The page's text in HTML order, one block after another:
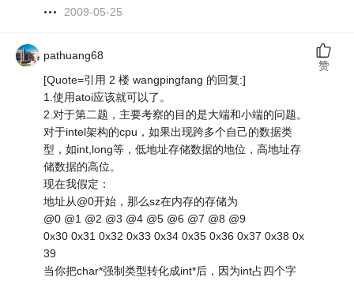
2009-05-25
pathuang68
[Quote=引用 2 楼 wangpingfang 的回复:]
1.使用atoi应该就可以了。
2.对于第二题，主要考察的目的是大端和小端的问题。
对于intel架构的cpu，如果出现跨多个自己的数据类
型，如int,long等，低地址存储数据的地位，高地址存
储数据的高位。
现在我假定：
地址从@0开始，那么sz在内存的存储为
@0 @1 @2 @3 @4 @5 @6 @7 @8 @9
0x30 0x31 0x32 0x33 0x34 0x35 0x36 0x37 0x38 0x
39
当你把char*强制类型转化成int*后，因为int占四个字
赞